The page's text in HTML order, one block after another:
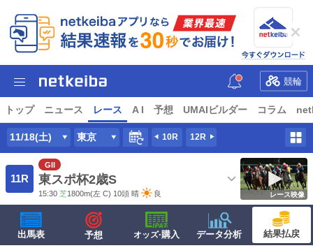
競輪
トップ ニュース レース A I 予想 UMAIビルダー コラム
11/18(土) 東京 10R 12R
11R
GII
東スポ杯2歳S
15:30 芝1800m(左 C) 10頭 晴 良 レース映像
出馬表 予想 オッズ·購入 データ分析 結果払戻